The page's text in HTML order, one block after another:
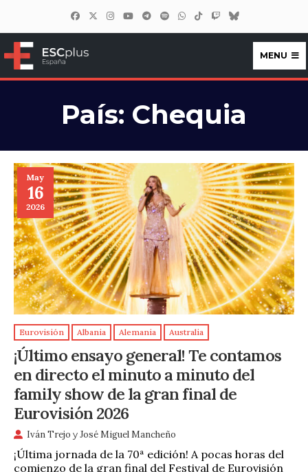
ESCplus España
MENU
País: Chequia
May
16
2026
Eurovisión Albania Alemania Australia
¡Último ensayo general! Te contamos
en directo el minuto a minuto del
family show de la gran final de
Eurovisión 2026
Iván Trejo yJosé Miguel Mancheño
¡Última jornada de la 70ª edición! A pocas horas del
comienzo de la gran final del Festival de Eurovisión